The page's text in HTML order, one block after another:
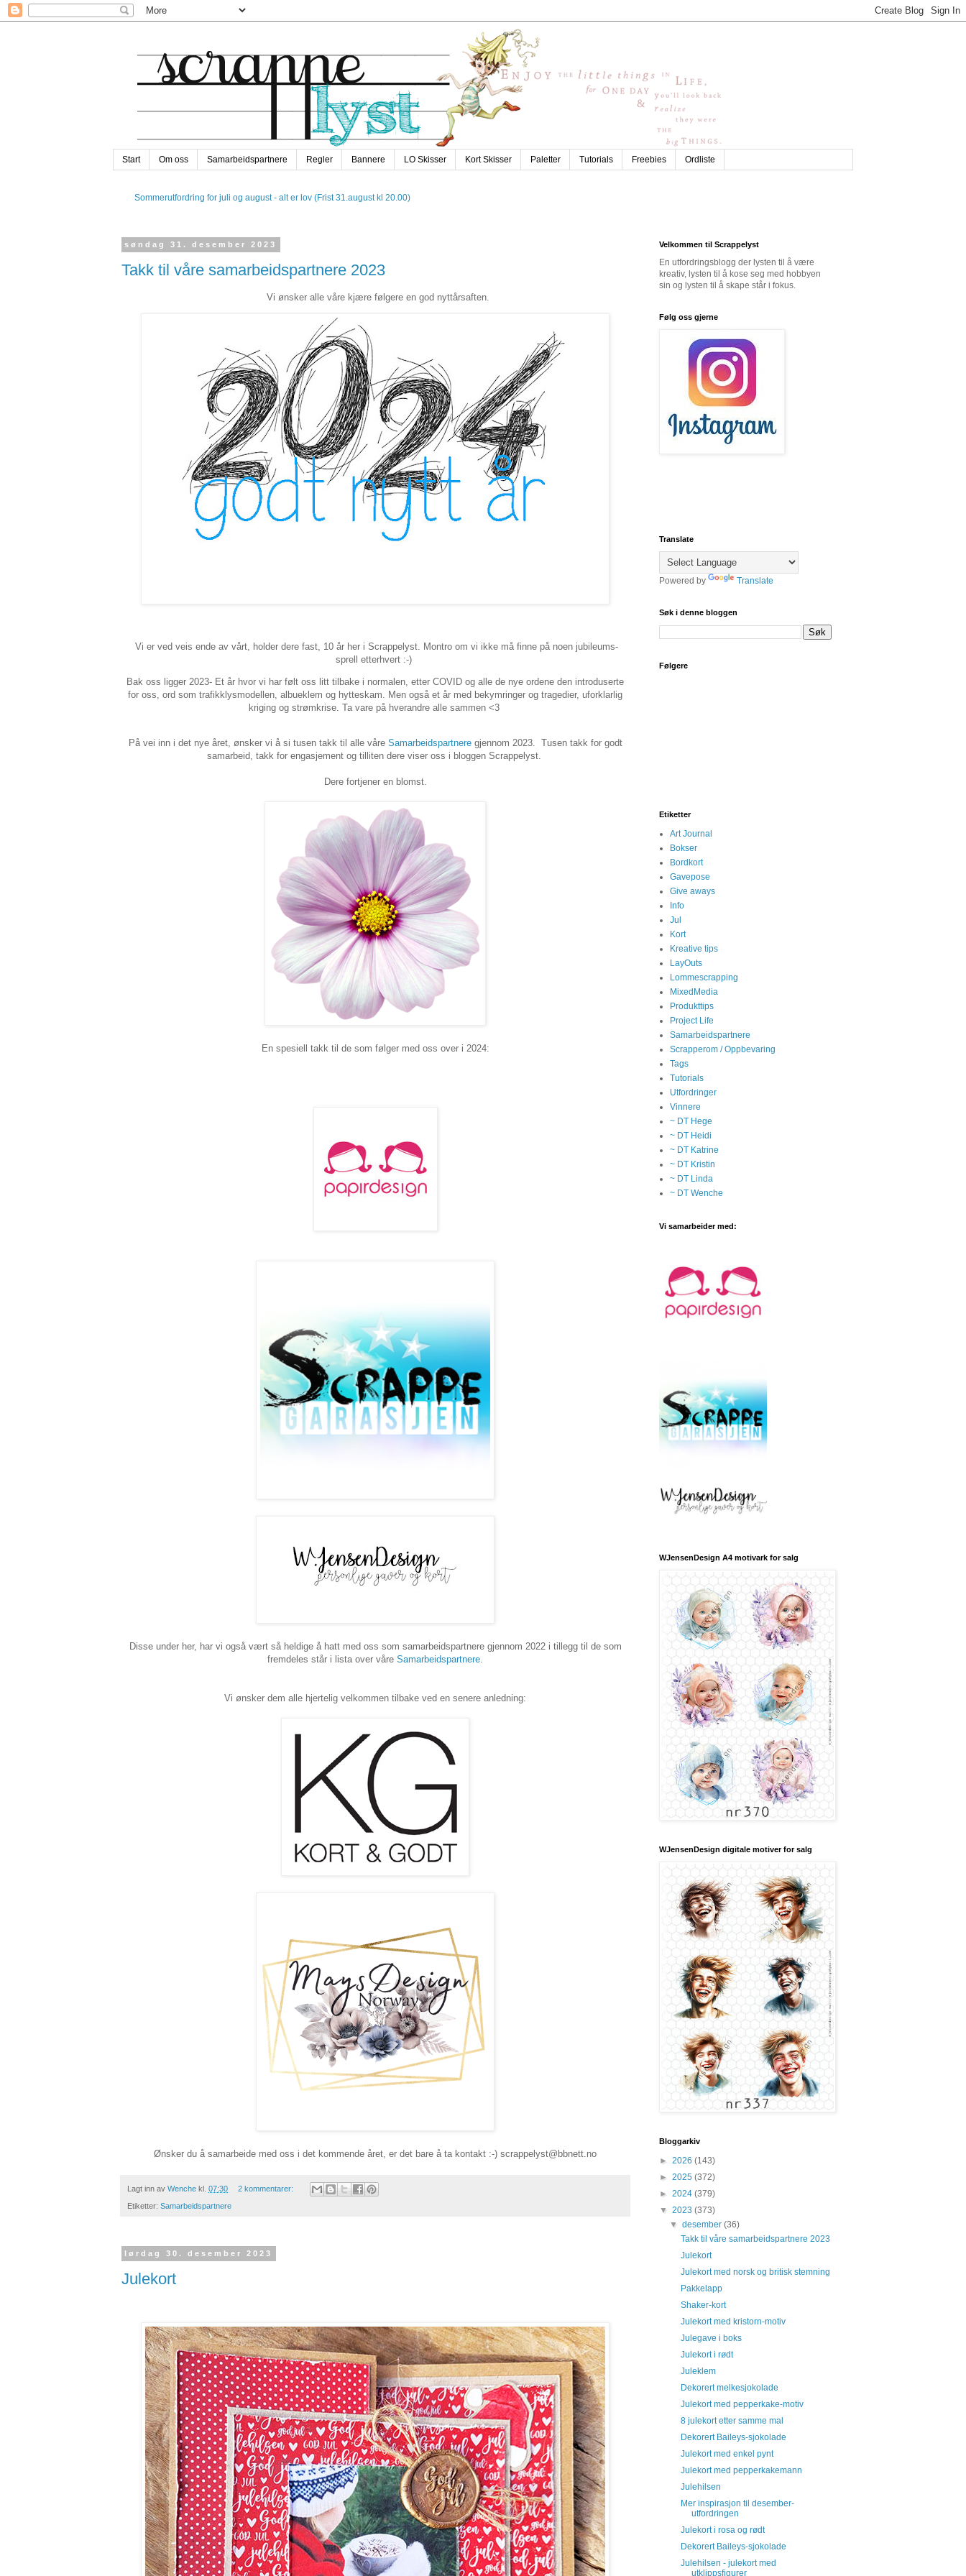
Start Om oss Samarbeidspartnere Regler Bannere LO Skisser Kort Skisser Paletter Tutorials Freebies Ordliste
Sommerutfordring for juli og august - alt er lov (Frist 31.august kl 20.00)
søndag 31. desember 2023
Takk til våre samarbeidspartnere 2023
Vi ønsker alle våre kjære følgere en god nyttårsaften.
Vi er ved veis ende av vårt, holder dere fast, 10 år her i Scrappelyst. Montro om vi ikke må finne på noen jubileums-
sprell etterhvert :-)
Bak oss ligger 2023- Et år hvor vi har følt oss litt tilbake i normalen, etter COVID og alle de nye ordene den introduserte
for oss, ord som trafikklysmodellen, albueklem og hytteskam. Men også et år med bekymringer og tragedier, uforklarlig
kriging og strømkrise. Ta vare på hverandre alle sammen <3
På vei inn i det nye året, ønsker vi å si tusen takk til alle våre Samarbeidspartneregjennom 2023. Tusen takk for godt
samarbeid, takk for engasjement og tilliten dere viser oss i bloggen Scrappelyst.
Dere fortjener en blomst.
En spesiell takk til de som følger med oss over i 2024:
Disse under her, har vi også vært så heldige å hatt med oss som samarbeidspartnere gjennom 2022 i tillegg til de som
fremdeles står i lista over våre Samarbeidspartnere.
Vi ønsker dem alle hjertelig velkommen tilbake ved en senere anledning:
Ønsker du å samarbeide med oss i det kommende året, er det bare å ta kontakt :-) scrappelyst@bbnett.no
Lagt inn av Wenche kl. 07:30 2 kommentarer:
Etiketter: Samarbeidspartnere
lørdag 30. desember 2023
Julekort
Velkommen til Scrappelyst
En utfordringsblogg der lysten til å være
kreativ, lysten til å kose seg med hobbyen
sin og lysten til å skape står i fokus.
Følg oss gjerne
Translate
Powered by Translate
Søk i denne bloggen
Følgere
Etiketter
Art Journal
Bokser
Bordkort
Gavepose
Give aways
Info
Jul
Kort
Kreative tips
LayOuts
Lommescrapping
MixedMedia
Produkttips
Project Life
Samarbeidspartnere
Scrapperom / Oppbevaring
Tags
Tutorials
Utfordringer
Vinnere
~ DT Hege
~ DT Heidi
~ DT Katrine
~ DT Kristin
~ DT Linda
~ DT Wenche
Vi samarbeider med:
WJensenDesign A4 motivark for salg
WJensenDesign digitale motiver for salg
Bloggarkiv
► 2026 (143)
► 2025 (372)
► 2024 (379)
▼ 2023 (373)
▼desember(36)
Takk til våre samarbeidspartnere 2023
Julekort
Julekort med norsk og britisk stemning
Pakkelapp
Shaker-kort
Julekort med kristorn-motiv
Julegave i boks
Julekort i rødt
Juleklem
Dekorert melkesjokolade
Julekort med pepperkake-motiv
8 julekort etter samme mal
Dekorert Baileys-sjokolade
Julekort med enkel pynt
Julekort med pepperkakemann
Julehilsen
Mer inspirasjon til desember-
utfordringen
Julekort i rosa og rødt
Dekorert Baileys-sjokolade
Julehilsen - julekort med
utklippsfigurer